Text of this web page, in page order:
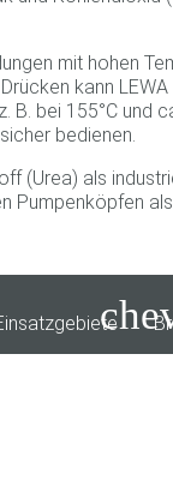
mit hohen
kann LEWA
B. bei 155°C und
bedienen.
(Urea) als
Pumpenköpfen